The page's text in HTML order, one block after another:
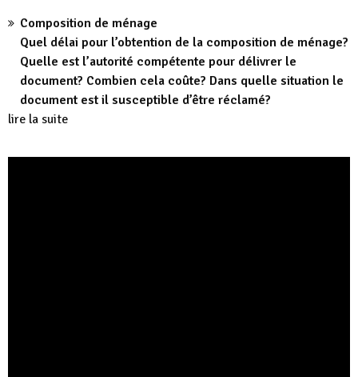
Composition de ménage
Quel délai pour l’obtention de la composition de ménage?
Quelle est l’autorité compétente pour délivrer le
document? Combien cela coûte? Dans quelle situation le
document est il susceptible d’être réclamé?
lire la suite